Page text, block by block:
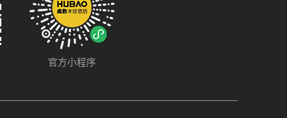
官方小程序